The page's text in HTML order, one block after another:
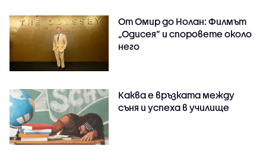
От Омир до Нолан: Филмът
„Одисея” и споровете около
него
Каква е връзката между
съня и успеха в училище